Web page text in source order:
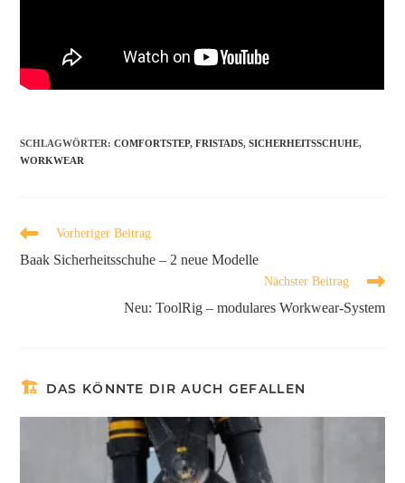
SCHLAGWÖRTER:COMFORTSTEP, FRISTADS, SICHERHEITSSCHUHE,
WORKWEAR
Vorheriger Beitrag
Baak Sicherheitsschuhe – 2 neue Modelle
Nächster Beitrag
Neu: ToolRig – modulares Workwear-System
DAS KÖNNTE DIR AUCH GEFALLEN